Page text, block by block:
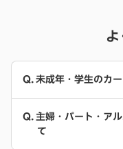
よ
未成年・学生のカ
主婦・パート・ア
て